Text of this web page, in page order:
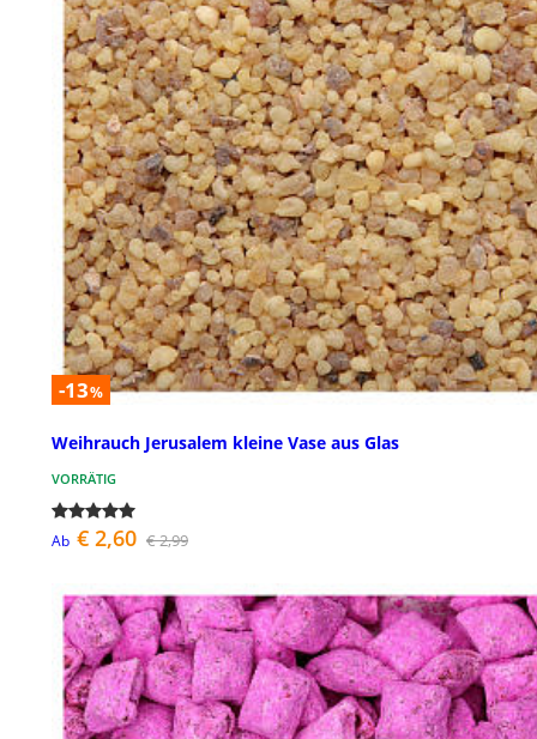
-13%
Weihrauch Jerusalem kleine Vase aus Glas
VORRÄTIG
Ab € 2,60 € 2,99